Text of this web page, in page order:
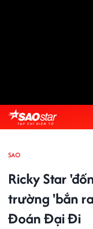
SAO
Ricky Star
trường 'bắn
Đoán Đại Đi